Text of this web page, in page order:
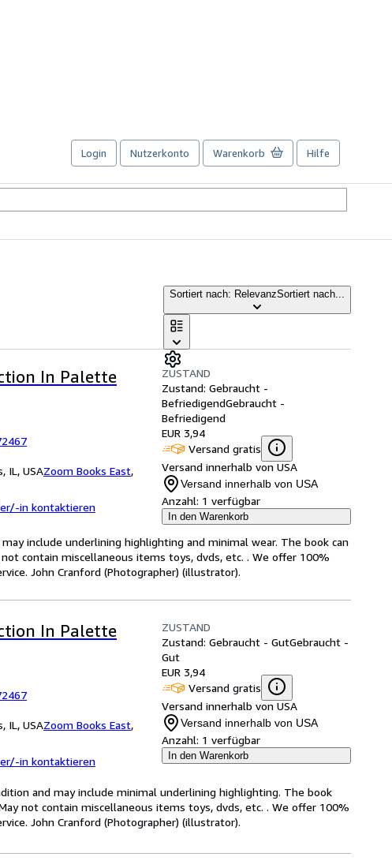
Login Nutzerkonto Warenkorb Hilfe
Sortiert nach: RelevanzSortiert nach...
In Palette
IL, USAZoom Books East,
in kontaktieren
ZUSTAND
Zustand: Gebraucht -
BefriedigendGebraucht -
Befriedigend
EUR 3,94
Versand gratis
Versand innerhalb von USA
Versand innerhalb von USA
Anzahl: 1 verfügbar
In den Warenkorb
include underlining highlighting and minimal wear. The book can
contain miscellaneous items toys, dvds, etc. . We offer 100%
John Cranford (Photographer) (illustrator).
In Palette
IL, USAZoom Books East,
in kontaktieren
ZUSTAND
Zustand: Gebraucht - GutGebraucht -
Gut
EUR 3,94
Versand gratis
Versand innerhalb von USA
Versand innerhalb von USA
Anzahl: 1 verfügbar
In den Warenkorb
and may include minimal underlining highlighting. The book
not contain miscellaneous items toys, dvds, etc. . We offer 100%
John Cranford (Photographer) (illustrator).